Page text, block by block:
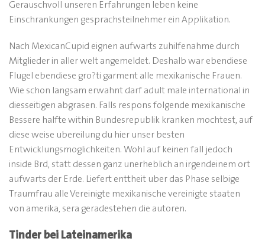
Gerauschvoll unseren Erfahrungen leben keine
Einschrankungen gesprachsteilnehmer ein Applikation.
Nach MexicanCupid eignen aufwarts zuhilfenahme durch
Mitglieder in aller welt angemeldet. Deshalb war ebendiese
Flugel ebendiese gro?ti garment alle mexikanische Frauen.
Wie schon langsam erwahnt darf adult male international in
diesseitigen abgrasen. Falls respons folgende mexikanische
Bessere halfte within Bundesrepublik kranken mochtest, auf
diese weise ubereilung du hier unser besten
Entwicklungsmoglichkeiten. Wohl auf keinen fall jedoch
inside Brd, statt dessen ganz unerheblich an irgendeinem ort
aufwarts der Erde. Liefert enttheit uber das Phase selbige
Traumfrau alle Vereinigte mexikanische vereinigte staaten
von amerika, sera geradestehen die autoren.
Tinder bei Lateinamerika